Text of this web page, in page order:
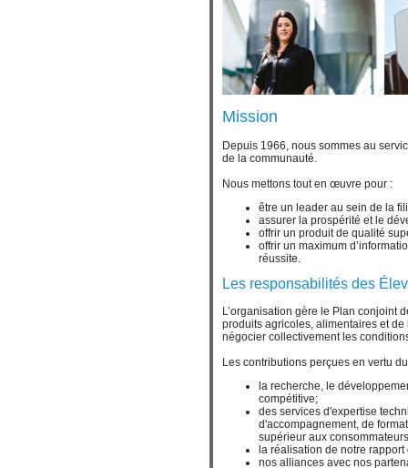
Mission
Depuis 1966, nous sommes au
de la communauté.
Nous mettons tout en œuvre pour :
être un leader au sein de la
assurer la prospérité et le
offrir un produit de qualité
offrir un maximum
réussite.
Les responsabilités des
L’organisation gère le Plan conjoint
produits agricoles, alimentaires et
négocier collectivement les
Les contributions perçues en vertu
la recherche, le
compétitive;
des services d'expertise
d'accompagnement, de
supérieur aux
la réalisation de notre
nos alliances avec nos